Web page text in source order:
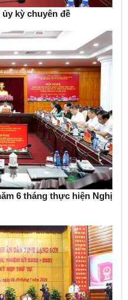
kỳ chuyên đề
6 tháng thực hiện Nghị